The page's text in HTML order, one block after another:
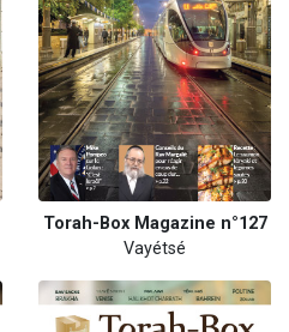
Torah-Box Magazine n°127
Vayétsé